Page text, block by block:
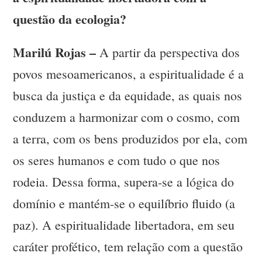
questão da ecologia?
Marilú Rojas – A partir da perspectiva dos
povos mesoamericanos, a espiritualidade é a
busca da justiça e da equidade, as quais nos
conduzem a harmonizar com o cosmo, com
a terra, com os bens produzidos por ela, com
os seres humanos e com tudo o que nos
rodeia. Dessa forma, supera-se a lógica do
domínio e mantém-se o equilíbrio fluido (a
paz). A espiritualidade libertadora, em seu
caráter profético, tem relação com a questão